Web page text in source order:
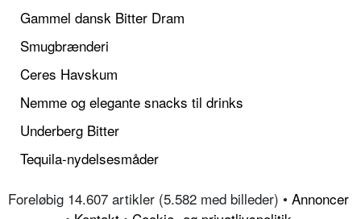
Gammel dansk Bitter Dram
Smugbrænderi
Ceres Havskum
Nemme og elegante snacks til drinks
Underberg Bitter
Tequila-nydelsesmåder
Foreløbig 14.607 artikler (5.582 med billeder) • Annoncer